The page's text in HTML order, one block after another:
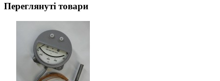
Переглянуті товари